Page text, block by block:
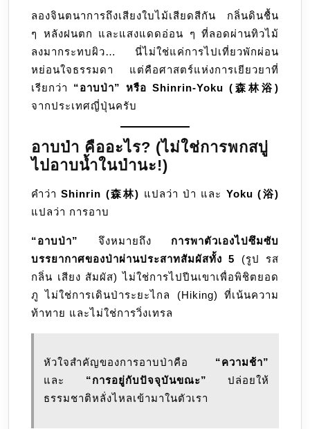
พลัง
จาก
ธรร
ลองจินตนาการถึงเสียงใบไม้เสียดสีกัน กลิ่นดินชื้น
ๆ หลังฝนตก และแสงแดดอ่อน ๆ ที่ลอดผ่านทิวไม้
ลงมากระทบผิว… นี่ไม่ใช่แค่การไปเที่ยวพักผ่อน
หย่อนใจธรรมดา แต่คือศาสตร์แห่งการเยียวยาที่
เรียกว่า “อาบป่า” หรือ Shinrin-Yoku (森林浴)
จากประเทศญี่ปุ่นครับ
อาบป่า คืออะไร? (ไม่ใช่การพกสบู่
ไปอาบน้ำในป่านะ!)
คำว่าShinrin (森林) แปลว่า ป่า และ Yoku (浴)
แปลว่า การอาบ
“อาบป่า” จึงหมายถึง การพาตัวเองไปซึมซับ
บรรยากาศของป่าผ่านประสาทสัมผัสทั้ง 5 (รูป รส
กลิ่น เสียง สัมผัส) ไม่ใช่การไปปีนเขาเพื่อพิชิตยอด
ภู ไม่ใช่การเดินป่าระยะไกล (Hiking) ที่เน้นความ
ท้าทาย และไม่ใช่การวิ่งเทรล
หัวใจสำคัญของการอาบป่าคือ “ความช้า”
และ “การอยู่กับปัจจุบันขณะ” ปล่อยให้
ธรรมชาติหลั่งไหลเข้ามาในตัวเรา